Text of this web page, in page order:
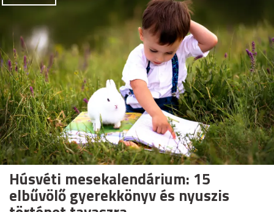
Húsvéti mesekalendárium: 15
elbűvölő gyerekkönyv és nyuszis